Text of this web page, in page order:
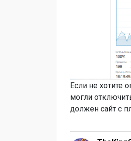
Если не хотите
могли
должен сайт с